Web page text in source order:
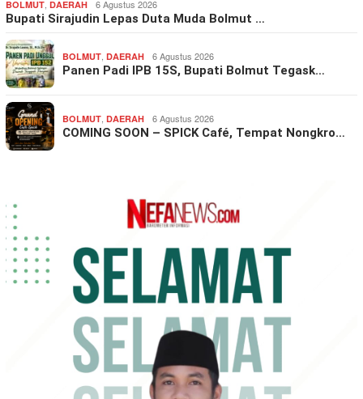
BOLMUT DAERAH 6 Agustus 2026
Bupati Sirajudin Lepas Duta Muda Bolmut …
BOLMUT DAERAH 6 Agustus 2026
Panen Padi IPB 15S, Bupati Bolmut Tegask…
BOLMUT DAERAH 6 Agustus 2026
COMING SOON – SPICK Café, Tempat Nongkro…